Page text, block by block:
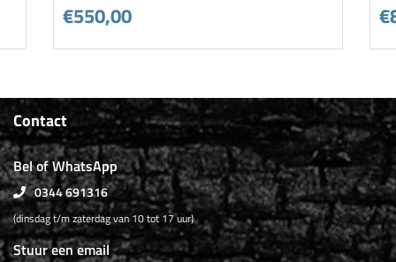
€550,00
Contact
Bel of WhatsApp
0344 691316
(dinsdag t/m zaterdag van 10 tot 17 uur)
Stuur een email